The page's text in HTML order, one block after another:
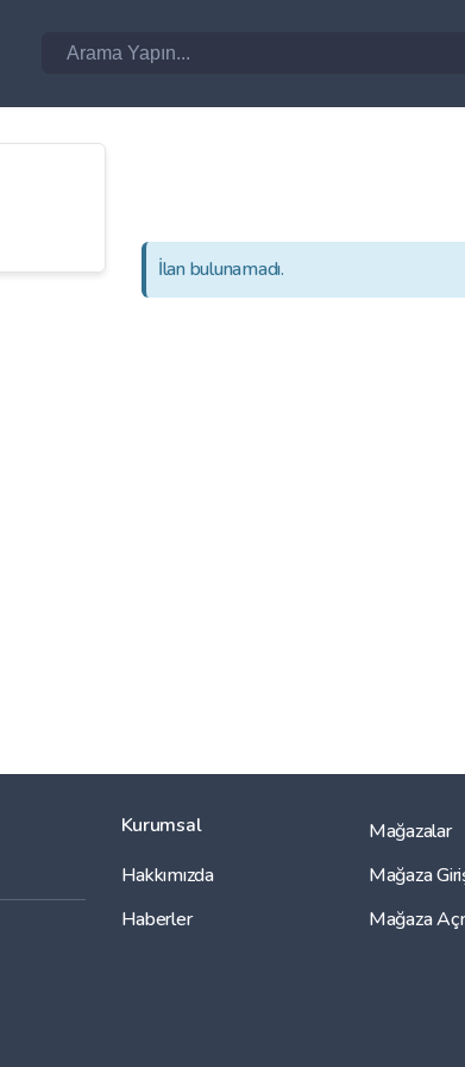
İlan bulunamadı.
Kurumsal
Hakkımızda
Haberler
Mağazalar
Mağaza
Mağaza